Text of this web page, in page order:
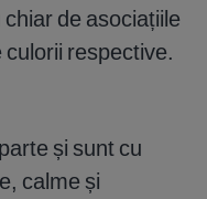
de asociațiile
respective.
și sunt cu
calme și